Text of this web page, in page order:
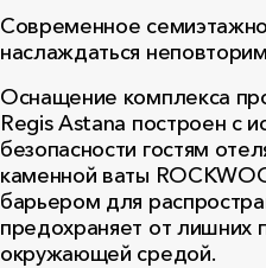
Современное
наслаждаться
Оснащение комплекса
Regis Astana построен с
безопасности гостям
каменной ваты
барьером для
предохраняет от лишних
окружающей средой.